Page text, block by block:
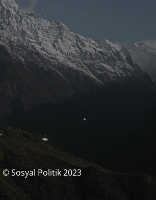
© Sosyal Politik 2023